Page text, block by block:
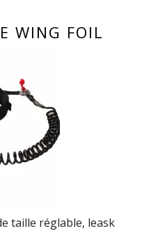
WING FOIL
taille réglable, leask